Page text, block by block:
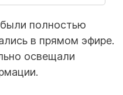
полностью
в прямом эфире.
освещали